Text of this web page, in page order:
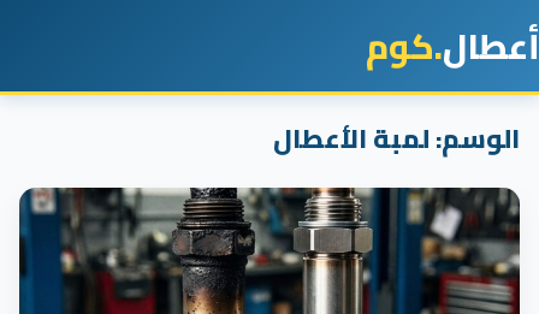
أعطال.كوم
الوسم:لمبة الأعطال